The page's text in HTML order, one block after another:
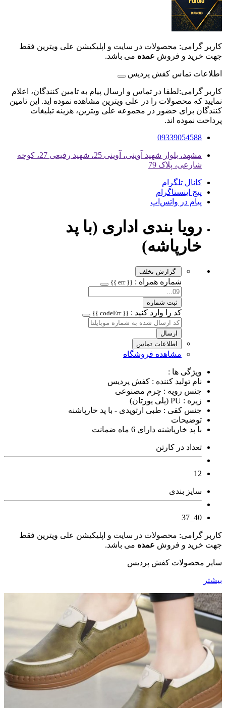
کاربر گرامی: محصولات در سایت و اپلیکیشن علی ویترین فقط
جهت خرید و فروش عمده می باشد.
اطلاعات تماس کفش پردیس
کاربر گرامی:لطفا در تماس و ارسال پیام به تامین کنندگان، اعلام
نمایید که محصولات را در علی ویترین مشاهده نموده اید. این تامین
کنندگان برای حضور در مجموعه علی ویترین، هزینه تبلیغات
پرداخت نموده اند.
09339054588
مشهد، بلوار شهید آوینی، آوینی 25، شهید رفیعی 27، کوچه
شارعی، پلاک 79
کانال تلگرام
پیج اینستاگرام
پیام در واتس‌اپ
رویا بندی اداری (با پد
خارپاشه)
گزارش تخلف
شماره همراه : {{ err }}
ثبت شماره
کد را وارد کنید : {{ codeErr }}
ارسال
اطلاعات تماس
مشاهده فروشگاه
ویژگی ها :
نام تولید کننده : کفش پردیس
جنس رویه : چرم مصنوعی
زیره : PU (پلی یورتان)
جنس کفی : طبی ارتوپدی - با پد خارپاشنه
توضیحات
با پد خارپاشنه دارای 6 ماه ضمانت
تعداد در کارتن
12
سایز بندی
40_37
کاربر گرامی: محصولات در سایت و اپلیکیشن علی ویترین فقط
جهت خرید و فروش عمده می باشد.
سایر محصولات کفش پردیس
بیشتر